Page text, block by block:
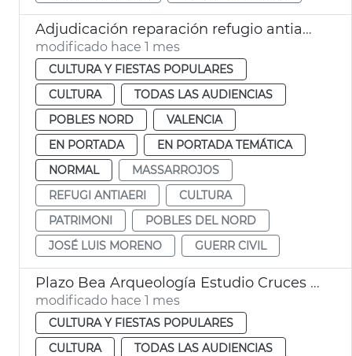
Adjudicación reparación refugio antiaéreo Massarrojos València
modificado hace 1 mes
CULTURA Y FIESTAS POPULARES
CULTURA
TODAS LAS AUDIENCIAS
POBLES NORD
VALENCIA
EN PORTADA
EN PORTADA TEMÁTICA
NORMAL
MASSARROJOS
REFUGI ANTIAERI
CULTURA
PATRIMONI
POBLES DEL NORD
JOSÉ LUIS MORENO
GUERR CIVIL
Plazo Bea Arqueología Estudio Cruces València
modificado hace 1 mes
CULTURA Y FIESTAS POPULARES
CULTURA
TODAS LAS AUDIENCIAS